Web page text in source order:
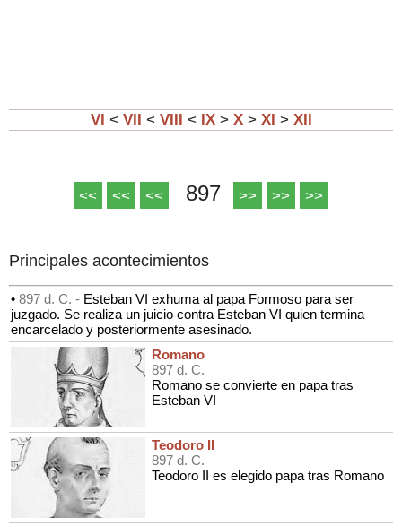
VI < VII < VIII < IX > X> XI > XII
<< << << 897 >> >> >>
Principales acontecimientos
• 897 d. C. - Esteban VI exhuma al papa Formoso para ser
juzgado. Se realiza un juicio contra Esteban VI quien termina
encarcelado y posteriormente asesinado.
Romano
897 d. C.
Romano se convierte en papa tras
Esteban VI
Teodoro II
897 d. C.
Teodoro II es elegido papa tras Romano